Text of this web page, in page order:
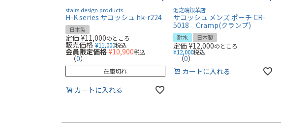
stairs design products
H-K series サコッシュ hk-r224
日本製
定価 ¥11,000のところ
販売価格 ¥11,000税込
会員限定価格 ¥10,900税込
（0）
在庫切れ
カートに入れる
池之端銀革店
サコッシュ メンズ ポーチ CR-
5018 Cramp(クランプ)
耐水 日本製
定価 ¥12,000のところ
¥12,000税込
（0）
カートに入れる